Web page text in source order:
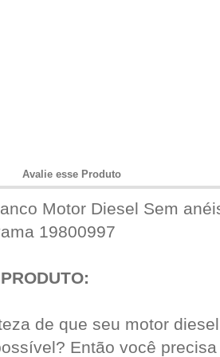
Avalie esse Produto
Motor Diesel Sem
19800997
de que seu motor
Então você